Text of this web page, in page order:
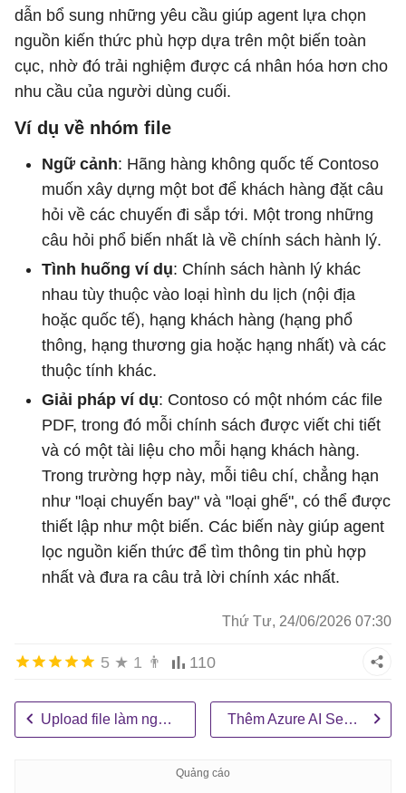
dẫn bổ sung những yêu cầu giúp agent lựa chọn
nguồn kiến ​​thức phù hợp dựa trên một biến toàn
cục, nhờ đó trải nghiệm được cá nhân hóa hơn cho
nhu cầu của người dùng cuối.
Ví dụ về nhóm file
Ngữ cảnh: Hãng hàng không quốc tế Contoso
muốn xây dựng một bot để khách hàng đặt câu
hỏi về các chuyến đi sắp tới. Một trong những
câu hỏi phổ biến nhất là về chính sách hành lý.
Tình huống ví dụ: Chính sách hành lý khác
nhau tùy thuộc vào loại hình du lịch (nội địa
hoặc quốc tế), hạng khách hàng (hạng phổ
thông, hạng thương gia hoặc hạng nhất) và các
thuộc tính khác.
Giải pháp ví dụ: Contoso có một nhóm các file
PDF, trong đó mỗi chính sách được viết chi tiết
và có một tài liệu cho mỗi hạng khách hàng.
Trong trường hợp này, mỗi tiêu chí, chẳng hạn
như "loại chuyến bay" và "loại ghế", có thể được
thiết lập như một biến. Các biến này giúp agent
lọc nguồn kiến ​​thức để tìm thông tin phù hợp
nhất và đưa ra câu trả lời chính xác nhất.
Thứ Tư, 24/06/2026 07:30
5 ★ 1 👨 110
Upload file làm nguồn kiến ​​thức Thêm Azure AI Search làm nguồn kiến ​​thức